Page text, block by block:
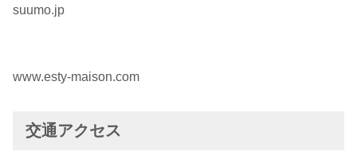
suumo.jp
www.esty-maison.com
交通アクセス